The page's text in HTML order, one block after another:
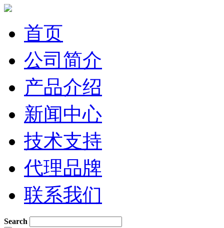
首页
公司简介
产品介绍
新闻中心
技术支持
代理品牌
联系我们
Search